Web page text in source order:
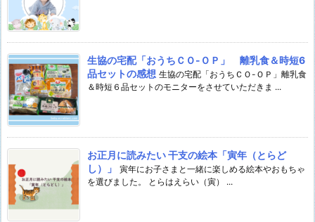
生協の宅配「おうちＣＯ-ＯＰ」 離乳食＆時短6
品セットの感想 生協の宅配「おうちＣＯ-ＯＰ」離乳食
＆時短６品セットのモニターをさせていただきま ...
お正月に読みたい 干支の絵本「寅年（とらど
し）」
寅年にお子さまと一緒に楽しめる絵本やおもちゃ
を選びました。 とらはえらい（寅） ...